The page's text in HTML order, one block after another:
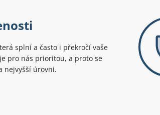
splní a často i překročí vaše
pro nás prioritou, a proto se
nejvyšší úrovni.